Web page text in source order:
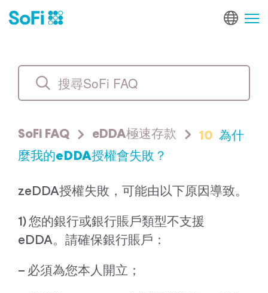
SoFi FAQ eDDA極速存款 10 為什
麼我的eDDA授權會失敗？
zeDDA授權失敗，可能由以下原因導致。
1) 您的銀行或銀行賬戶類型不支援
eDDA。請確保銀行賬戶：
– 必須為您本人開立；